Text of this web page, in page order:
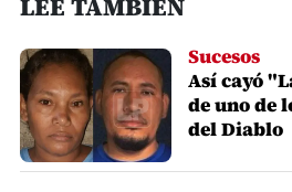
LEE TAMBIÉN
Sucesos
Así cayó
de uno de
del Diablo